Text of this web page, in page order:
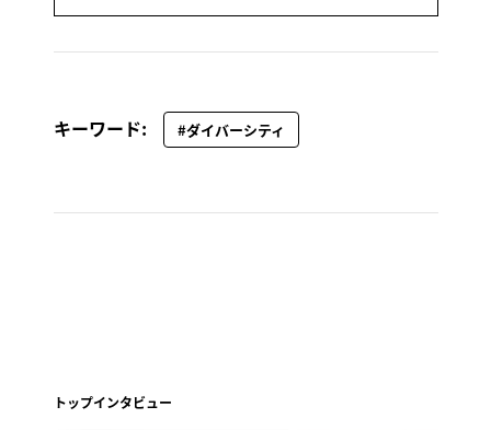
キーワード: #ダイバーシティ
トップインタビュー